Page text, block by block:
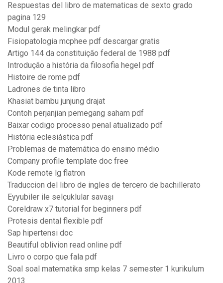
Respuestas del libro de matematicas de sexto grado
pagina 129
Modul gerak melingkar pdf
Fisiopatologia mcphee pdf descargar gratis
Artigo 144 da constituição federal de 1988 pdf
Introdução a história da filosofia hegel pdf
Histoire de rome pdf
Ladrones de tinta libro
Khasiat bambu junjung drajat
Contoh perjanjian pemegang saham pdf
Baixar codigo processo penal atualizado pdf
História eclesiástica pdf
Problemas de matemática do ensino médio
Company profile template doc free
Kode remote lg flatron
Traduccion del libro de ingles de tercero de bachillerato
Eyyubiler ile selçuklular savaşı
Coreldraw x7 tutorial for beginners pdf
Protesis dental flexible pdf
Sap hipertensi doc
Beautiful oblivion read online pdf
Livro o corpo que fala pdf
Soal soal matematika smp kelas 7 semester 1 kurikulum
2013